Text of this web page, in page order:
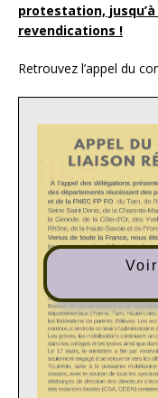
protestation,
revendications !
Retrouvez l’appel du